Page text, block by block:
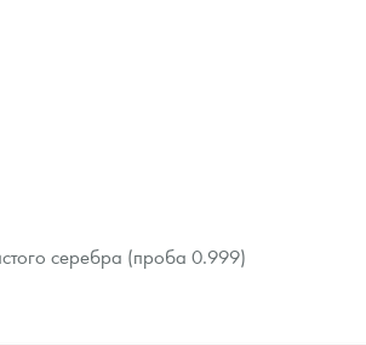
серебра (проба 0.999)